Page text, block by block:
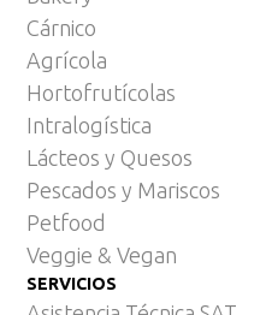
Cárnico
Agrícola
Hortofrutícolas
Intralogística
Lácteos y Quesos
Pescados y Mariscos
Petfood
Veggie & Vegan
SERVICIOS